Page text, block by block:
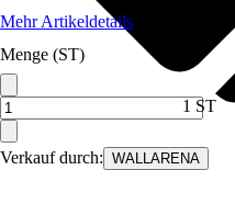
Verkauf durch: WALLARENA
Mehr Artikeldetails
Menge (ST)
1 ST